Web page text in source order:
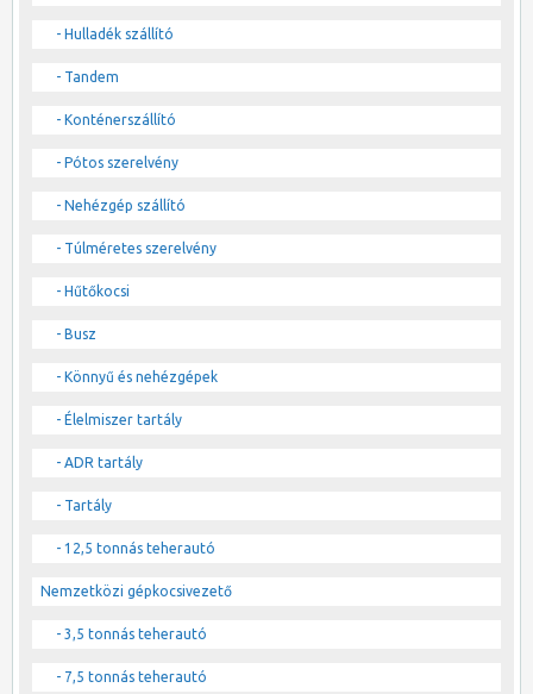
- Hulladék szállító
- Tandem
- Konténerszállító
- Pótos szerelvény
- Nehézgép szállító
- Túlméretes szerelvény
- Hűtőkocsi
- Busz
- Könnyű és nehézgépek
- Élelmiszer tartály
- ADR tartály
- Tartály
- 12,5 tonnás teherautó
Nemzetközi gépkocsivezető
- 3,5 tonnás teherautó
- 7,5 tonnás teherautó